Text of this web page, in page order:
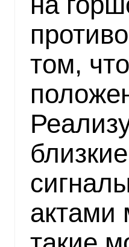
том,
актами